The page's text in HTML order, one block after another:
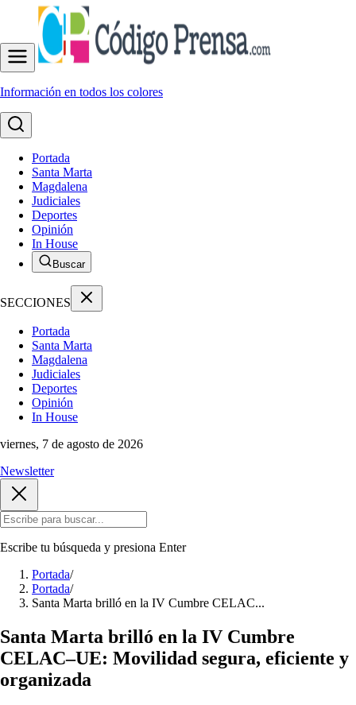
Información en todos los colores
Portada
Santa Marta
Magdalena
Judiciales
Deportes
Opinión
In House
Buscar
SECCIONES
Portada
Santa Marta
Magdalena
Judiciales
Deportes
Opinión
In House
viernes, 7 de agosto de 2026
Newsletter
Escribe tu búsqueda y presiona Enter
Portada/
Portada/
Santa Marta brilló en la IV Cumbre CELAC...
Santa Marta brilló en la IV Cumbre
CELAC–UE: Movilidad segura, eficiente y
organizada